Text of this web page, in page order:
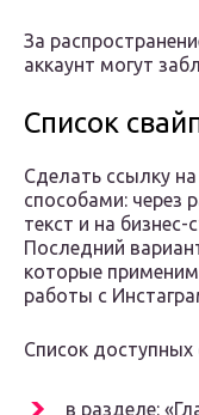
За
аккаунт могут
Список
Сделать ссылку
способами: через
текст и на
Последний
которые
работы с
Список доступных
в разделе: